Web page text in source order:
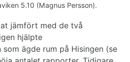
5.10 (Magnus Persson).
jämfört med de två
hjälpte
ägde rum på Hisingen (se